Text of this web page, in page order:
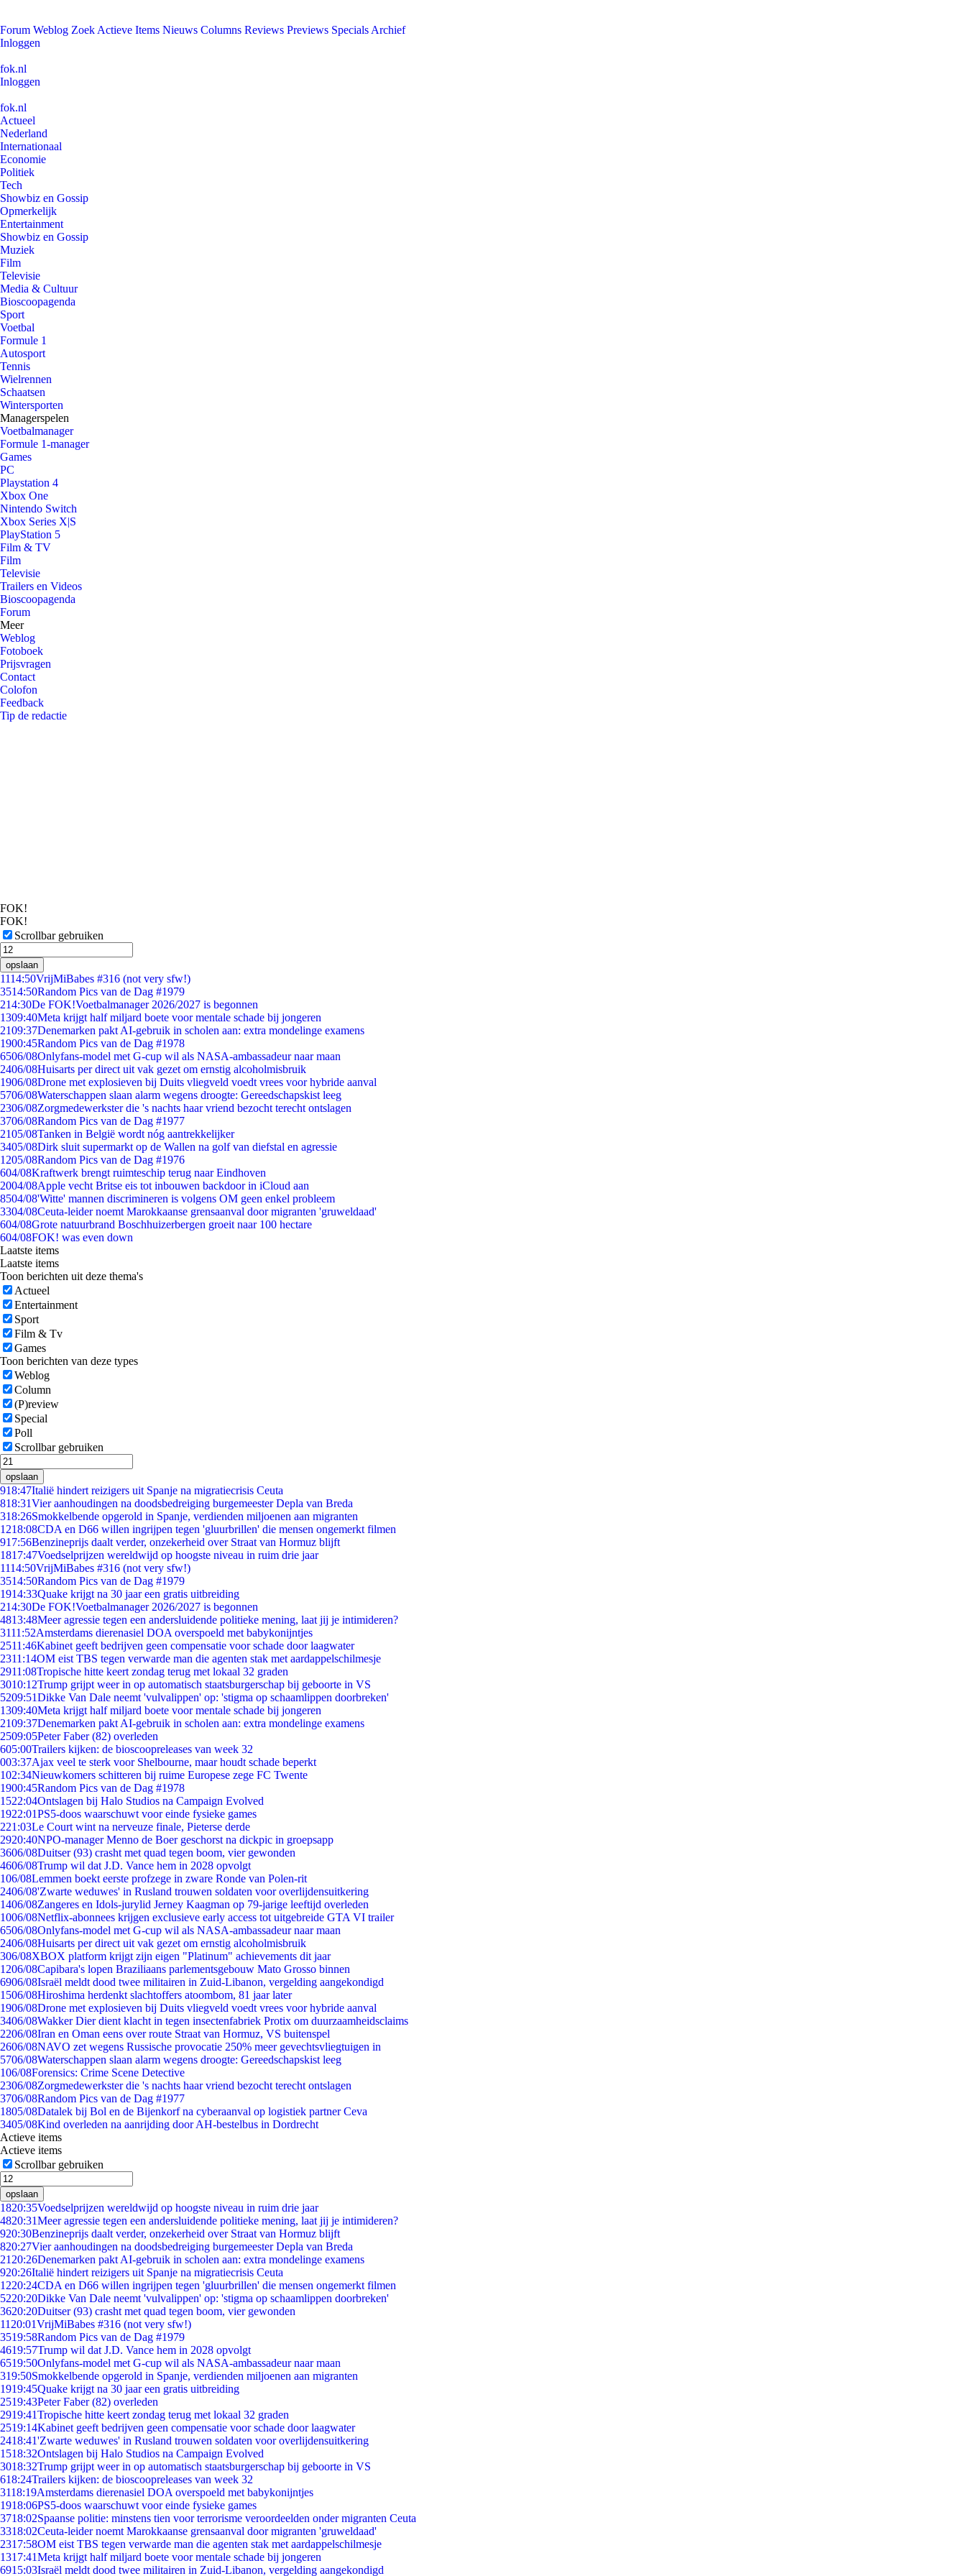
Forum Weblog Zoek Actieve Items Nieuws Columns Reviews Previews Specials Archief
Inloggen
fok.nl
Inloggen
fok.nl
Actueel
Nederland
Internationaal
Economie
Politiek
Tech
Showbiz en Gossip
Opmerkelijk
Entertainment
Showbiz en Gossip
Muziek
Film
Televisie
Media & Cultuur
Bioscoopagenda
Sport
Voetbal
Formule 1
Autosport
Tennis
Wielrennen
Schaatsen
Wintersporten
Managerspelen
Voetbalmanager
Formule 1-manager
Games
PC
Playstation 4
Xbox One
Nintendo Switch
Xbox Series X|S
PlayStation 5
Film & TV
Film
Televisie
Trailers en Videos
Bioscoopagenda
Forum
Meer
Weblog
Fotoboek
Prijsvragen
Contact
Colofon
Feedback
Tip de redactie
FOK!
FOK!
Scrollbar gebruiken
opslaan
1114:50VrijMiBabes #316 (not very sfw!)
3514:50Random Pics van de Dag #1979
214:30De FOK!Voetbalmanager 2026/2027 is begonnen
1309:40Meta krijgt half miljard boete voor mentale schade bij jongeren
2109:37Denemarken pakt AI-gebruik in scholen aan: extra mondelinge examens
1900:45Random Pics van de Dag #1978
6506/08Onlyfans-model met G-cup wil als NASA-ambassadeur naar maan
2406/08Huisarts per direct uit vak gezet om ernstig alcoholmisbruik
1906/08Drone met explosieven bij Duits vliegveld voedt vrees voor hybride aanval
5706/08Waterschappen slaan alarm wegens droogte: Gereedschapskist leeg
2306/08Zorgmedewerkster die 's nachts haar vriend bezocht terecht ontslagen
3706/08Random Pics van de Dag #1977
2105/08Tanken in België wordt nóg aantrekkelijker
3405/08Dirk sluit supermarkt op de Wallen na golf van diefstal en agressie
1205/08Random Pics van de Dag #1976
604/08Kraftwerk brengt ruimteschip terug naar Eindhoven
2004/08Apple vecht Britse eis tot inbouwen backdoor in iCloud aan
8504/08'Witte' mannen discrimineren is volgens OM geen enkel probleem
3304/08Ceuta-leider noemt Marokkaanse grensaanval door migranten 'gruweldaad'
604/08Grote natuurbrand Boschhuizerbergen groeit naar 100 hectare
604/08FOK! was even down
Laatste items
Laatste items
Toon berichten uit deze thema's
Actueel
Entertainment
Sport
Film & Tv
Games
Toon berichten van deze types
Weblog
Column
(P)review
Special
Poll
Scrollbar gebruiken
opslaan
918:47Italië hindert reizigers uit Spanje na migratiecrisis Ceuta
818:31Vier aanhoudingen na doodsbedreiging burgemeester Depla van Breda
318:26Smokkelbende opgerold in Spanje, verdienden miljoenen aan migranten
1218:08CDA en D66 willen ingrijpen tegen 'gluurbrillen' die mensen ongemerkt filmen
917:56Benzineprijs daalt verder, onzekerheid over Straat van Hormuz blijft
1817:47Voedselprijzen wereldwijd op hoogste niveau in ruim drie jaar
1114:50VrijMiBabes #316 (not very sfw!)
3514:50Random Pics van de Dag #1979
1914:33Quake krijgt na 30 jaar een gratis uitbreiding
214:30De FOK!Voetbalmanager 2026/2027 is begonnen
4813:48Meer agressie tegen een andersluidende politieke mening, laat jij je intimideren?
3111:52Amsterdams dierenasiel DOA overspoeld met babykonijntjes
2511:46Kabinet geeft bedrijven geen compensatie voor schade door laagwater
2311:14OM eist TBS tegen verwarde man die agenten stak met aardappelschilmesje
2911:08Tropische hitte keert zondag terug met lokaal 32 graden
3010:12Trump grijpt weer in op automatisch staatsburgerschap bij geboorte in VS
5209:51Dikke Van Dale neemt 'vulvalippen' op: 'stigma op schaamlippen doorbreken'
1309:40Meta krijgt half miljard boete voor mentale schade bij jongeren
2109:37Denemarken pakt AI-gebruik in scholen aan: extra mondelinge examens
2509:05Peter Faber (82) overleden
605:00Trailers kijken: de bioscoopreleases van week 32
003:37Ajax veel te sterk voor Shelbourne, maar houdt schade beperkt
102:34Nieuwkomers schitteren bij ruime Europese zege FC Twente
1900:45Random Pics van de Dag #1978
1522:04Ontslagen bij Halo Studios na Campaign Evolved
1922:01PS5-doos waarschuwt voor einde fysieke games
221:03Le Court wint na nerveuze finale, Pieterse derde
2920:40NPO-manager Menno de Boer geschorst na dickpic in groepsapp
3606/08Duitser (93) crasht met quad tegen boom, vier gewonden
4606/08Trump wil dat J.D. Vance hem in 2028 opvolgt
106/08Lemmen boekt eerste profzege in zware Ronde van Polen-rit
2406/08'Zwarte weduwes' in Rusland trouwen soldaten voor overlijdensuitkering
1406/08Zangeres en Idols-jurylid Jerney Kaagman op 79-jarige leeftijd overleden
1006/08Netflix-abonnees krijgen exclusieve early access tot uitgebreide GTA VI trailer
6506/08Onlyfans-model met G-cup wil als NASA-ambassadeur naar maan
2406/08Huisarts per direct uit vak gezet om ernstig alcoholmisbruik
306/08XBOX platform krijgt zijn eigen "Platinum" achievements dit jaar
1206/08Capibara's lopen Braziliaans parlementsgebouw Mato Grosso binnen
6906/08Israël meldt dood twee militairen in Zuid-Libanon, vergelding aangekondigd
1506/08Hiroshima herdenkt slachtoffers atoombom, 81 jaar later
1906/08Drone met explosieven bij Duits vliegveld voedt vrees voor hybride aanval
3406/08Wakker Dier dient klacht in tegen insectenfabriek Protix om duurzaamheidsclaims
2206/08Iran en Oman eens over route Straat van Hormuz, VS buitenspel
2606/08NAVO zet wegens Russische provocatie 250% meer gevechtsvliegtuigen in
5706/08Waterschappen slaan alarm wegens droogte: Gereedschapskist leeg
106/08Forensics: Crime Scene Detective
2306/08Zorgmedewerkster die 's nachts haar vriend bezocht terecht ontslagen
3706/08Random Pics van de Dag #1977
1805/08Datalek bij Bol en de Bijenkorf na cyberaanval op logistiek partner Ceva
3405/08Kind overleden na aanrijding door AH-bestelbus in Dordrecht
Actieve items
Actieve items
Scrollbar gebruiken
opslaan
1820:35Voedselprijzen wereldwijd op hoogste niveau in ruim drie jaar
4820:31Meer agressie tegen een andersluidende politieke mening, laat jij je intimideren?
920:30Benzineprijs daalt verder, onzekerheid over Straat van Hormuz blijft
820:27Vier aanhoudingen na doodsbedreiging burgemeester Depla van Breda
21 20:26Denemarken pakt AI-gebruik in scholen aan: extra mondelinge examens
920:26Italië hindert reizigers uit Spanje na migratiecrisis Ceuta
1220:24CDA en D66 willen ingrijpen tegen 'gluurbrillen' die mensen ongemerkt filmen
5220:20Dikke Van Dale neemt 'vulvalippen' op: 'stigma op schaamlippen doorbreken'
3620:20Duitser (93) crasht met quad tegen boom, vier gewonden
11 20:01VrijMiBabes #316 (not very sfw!)
3519:58Random Pics van de Dag #1979
4619:57Trump wil dat J.D. Vance hem in 2028 opvolgt
6519:50Onlyfans-model met G-cup wil als NASA-ambassadeur naar maan
319:50Smokkelbende opgerold in Spanje, verdienden miljoenen aan migranten
1919:45Quake krijgt na 30 jaar een gratis uitbreiding
2519:43Peter Faber (82) overleden
2919:41Tropische hitte keert zondag terug met lokaal 32 graden
2519:14Kabinet geeft bedrijven geen compensatie voor schade door laagwater
2418:41'Zwarte weduwes' in Rusland trouwen soldaten voor overlijdensuitkering
1518:32Ontslagen bij Halo Studios na Campaign Evolved
3018:32Trump grijpt weer in op automatisch staatsburgerschap bij geboorte in VS
618:24Trailers kijken: de bioscoopreleases van week 32
3118:19Amsterdams dierenasiel DOA overspoeld met babykonijntjes
1918:06PS5-doos waarschuwt voor einde fysieke games
3718:02Spaanse politie: minstens tien voor terrorisme veroordeelden onder migranten Ceuta
3318:02Ceuta-leider noemt Marokkaanse grensaanval door migranten 'gruweldaad'
2317:58OM eist TBS tegen verwarde man die agenten stak met aardappelschilmesje
1317:41Meta krijgt half miljard boete voor mentale schade bij jongeren
6915:03Israël meldt dood twee militairen in Zuid-Libanon, vergelding aangekondigd